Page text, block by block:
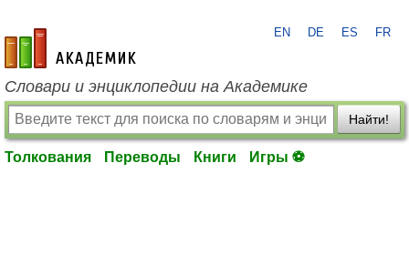
academic.ru
EN DE ES FR
Словари и энциклопедии на Академике
Найти!
Толкования Переводы Книги Игры ⚽